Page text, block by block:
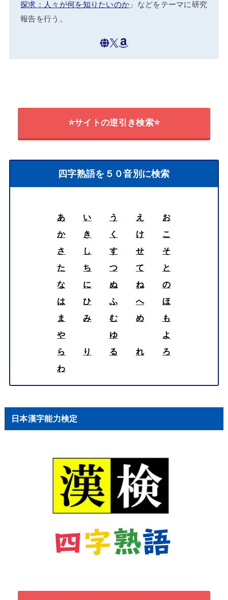
探求：人々が何を知りたいのか 」などをテーマに研究
報告を行う。
⭐サイトの逆引き検索⭐
四字熟語を５０音別に検索
あ い う え
お
か
き く け
こ
さ
し す せ
そ
た
ち つ て
と
な
に ぬ ね
の
は
ひ ふ へ
ほ
ま
み む め
も
や
ゆ
よ
ら
り る れ
ろ
わ
日本漢字能力検定